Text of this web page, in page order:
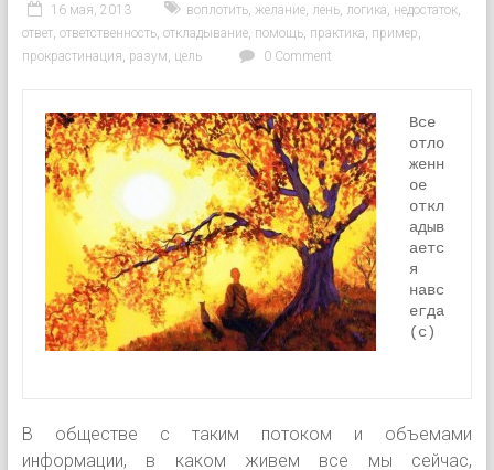
16 мая, 2013 воплотить, желание, лень, логика, недостаток,
ответ, ответственность, откладывание, помощь, практика, пример,
прокрастинация, разум, цель 0 Comment
Все
отло
женн
ое
откл
адыв
аетс
я
навс
егда
(c)
В обществе с таким потоком и объемами
информации, в каком живем все мы сейчас,